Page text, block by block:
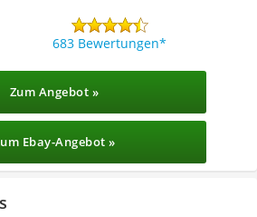
683 Bewertungen
Zum Angebot »
Ebay-Angebot »